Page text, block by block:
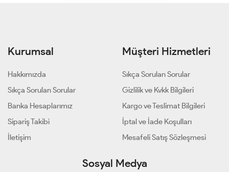
Kurumsal
Hakkımızda
Sıkça Sorulan Sorular
Banka Hesaplarımız
Sipariş Takibi
İletişim
Müşteri Hizmetleri
Sıkça Sorulan Sorular
Gizlilik ve Kvkk Bilgileri
Kargo ve Teslimat Bilgileri
İptal ve İade Koşulları
Mesafeli Satış Sözleşmesi
Sosyal Medya